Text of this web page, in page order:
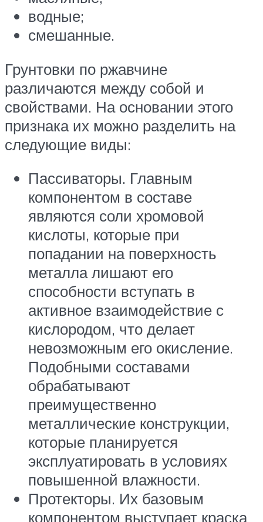
водные;
смешанные.
Грунтовки по ржавчине
различаются между собой и
свойствами. На основании этого
признака их можно разделить на
следующие виды:
Пассиваторы. Главным
компонентом в составе
являются соли хромовой
кислоты, которые при
попадании на поверхность
металла лишают его
способности вступать в
активное взаимодействие с
кислородом, что делает
невозможным его окисление.
Подобными составами
обрабатывают
преимущественно
металлические конструкции,
которые планируется
эксплуатировать в условиях
повышенной влажности.
Протекторы. Их базовым
компонентом выступает краска